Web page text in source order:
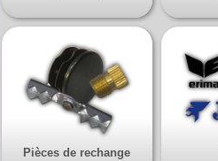
Pièces de rechange